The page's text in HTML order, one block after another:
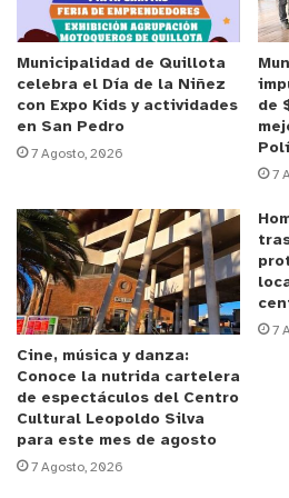
la velocidad, evitando
del teléfono celular,
responsables y planificar
seremi José Emilio Guzmán.
De acuerdo a las
Carabineros y la Comisión
del Tránsito (CONASET),
de Valparaíso registró un
de tránsito y 121 personas
La comuna con mayor
(1.193) y fallecidos (16) fue
por Quilpué, Villa Alemana,
e Hijuelas.
Si bien laimprudencia del
Municipalidad de Quillota
celebra el Día de la Niñez
con Expo Kids y actividades
en San Pedro
7 Agosto, 2026
de
7
Cine, música y danza:
Conoce la nutrida cartelera
de espectáculos del Centro
Cultural Leopoldo Silva
para este mes de agosto
7 Agosto, 2026
7